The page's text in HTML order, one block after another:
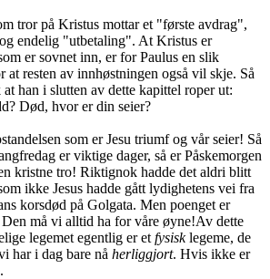
tror på Kristus mottar et "første avdrag",
endelig "utbetaling". At Kristus er
er sovnet inn, er for Paulus en slik
at resten av innhøstningen også vil skje. Så
han i slutten av dette kapittel roper ut:
Død, hvor er din seier?
som er Jesu triumf og vår seier! Så
er viktige dager, så er Påskemorgen
kristne tro! Riktignok hadde det aldri blitt
ikke Jesus hadde gått lydighetens vei fra
korsdød på Golgata. Men poenget er
må vi alltid ha for våre øyne!Av dette
legemet egentlig er et fysisklegeme, de
har i dag bare nå herliggjort. Hvis ikke er